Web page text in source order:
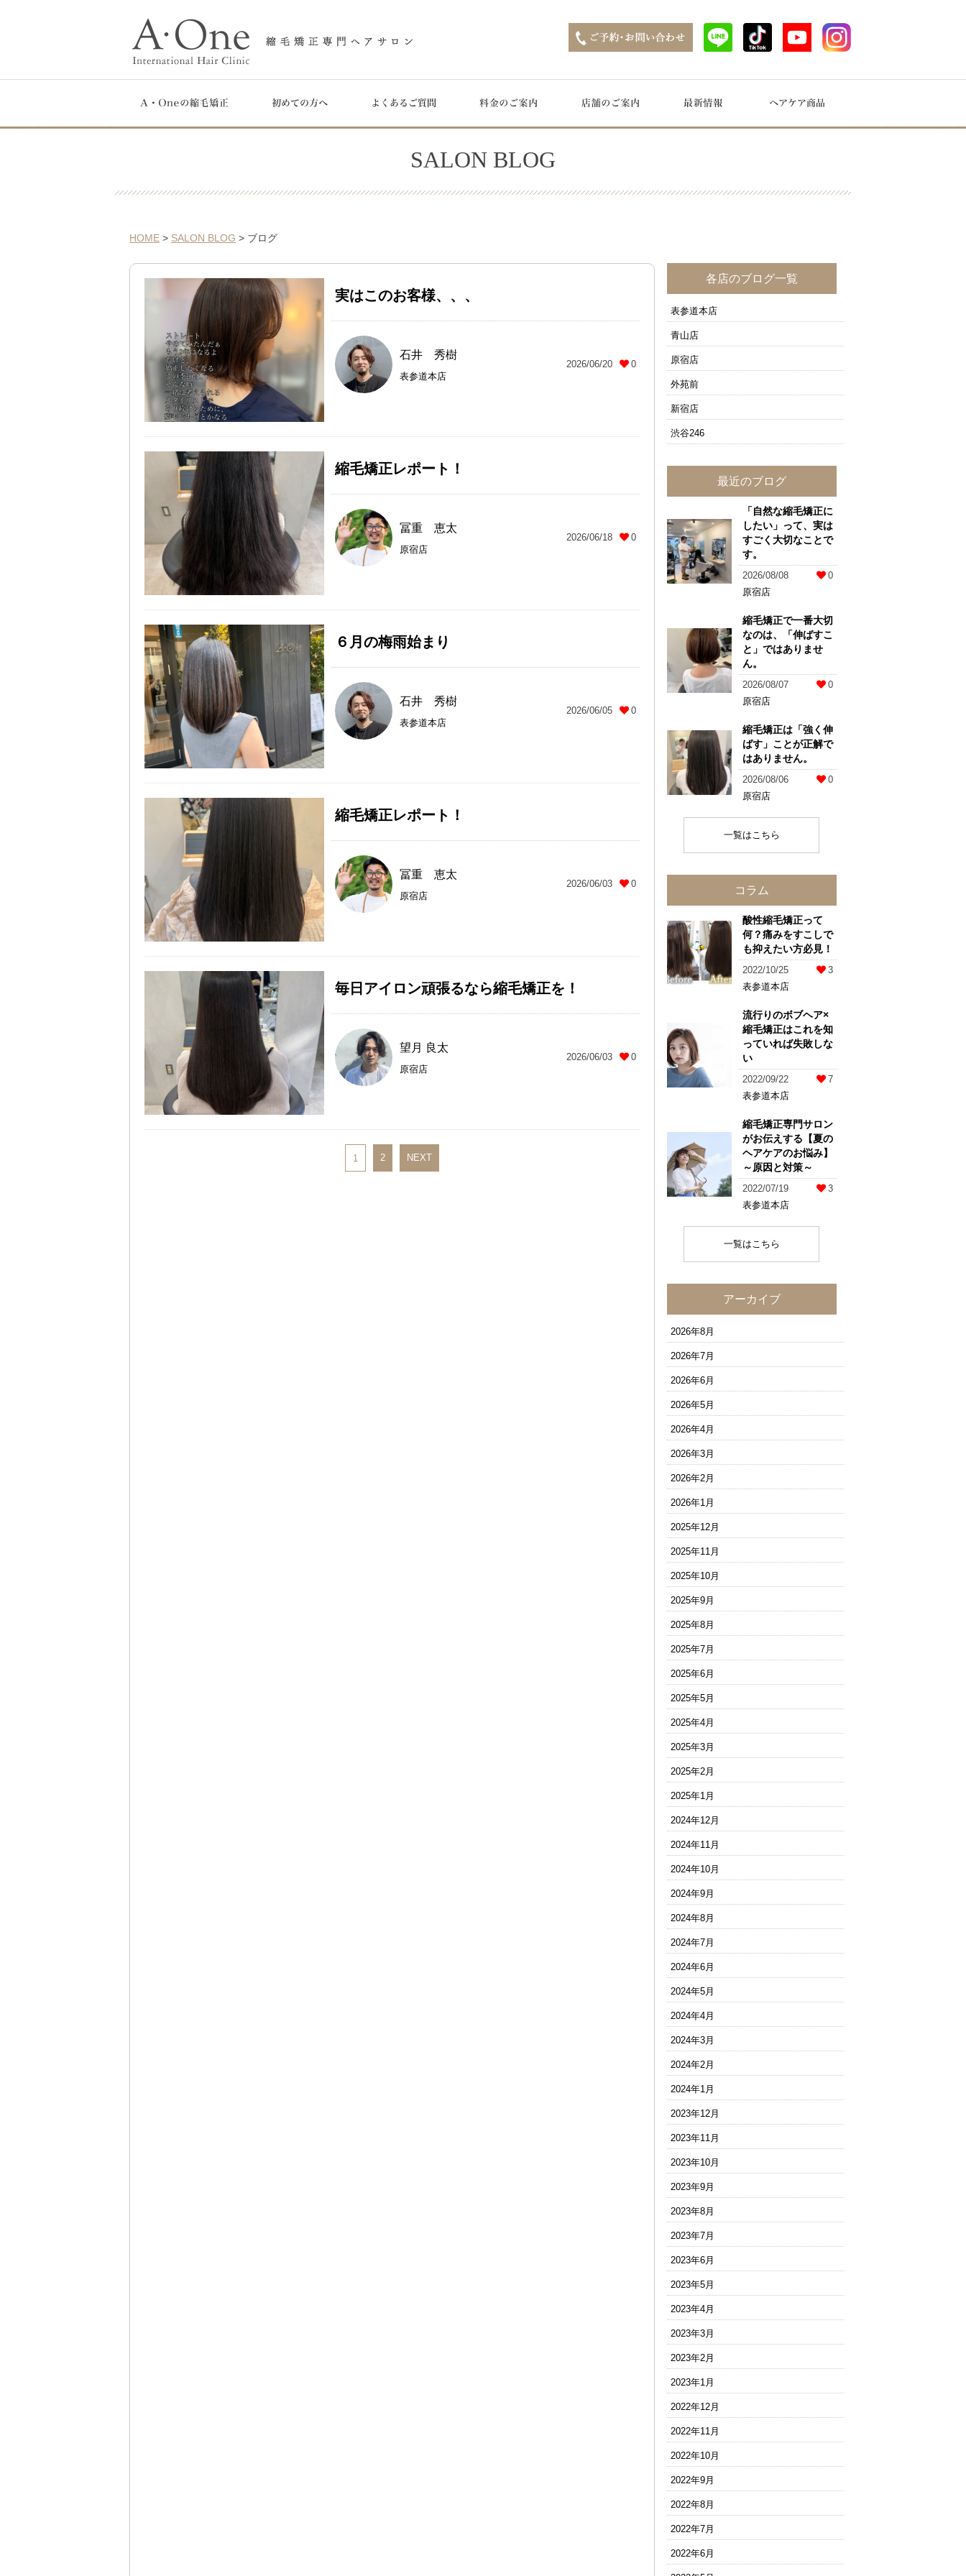
SALON BLOG
HOME > SALON BLOG > ブログ
実はこのお客様、、、
石井 秀樹
表参道本店
2026/06/20 0
縮毛矯正レポート！
冨重 恵太
原宿店
2026/06/18 0
６月の梅雨始まり
石井 秀樹
表参道本店
2026/06/05 0
縮毛矯正レポート！
冨重 恵太
原宿店
2026/06/03 0
毎日アイロン頑張るなら縮毛矯正を！
望月 良太
原宿店
2026/06/03 0
1 2 NEXT
各店のブログ一覧
表参道本店
青山店
原宿店
外苑前
新宿店
渋谷246
最近のブログ
「自然な縮毛矯正に
したい」って、実は
すごく大切なことで
す。
2026/08/08
0
原宿店
縮毛矯正で一番大切
なのは、「伸ばすこ
と」ではありませ
ん。
2026/08/07
0
原宿店
縮毛矯正は「強く伸
ばす」ことが正解で
はありません。
2026/08/06
0
原宿店
一覧はこちら
コラム
酸性縮毛矯正って
何？痛みをすこしで
も抑えたい方必見！
2022/10/25
3
表参道本店
流行りのボブヘア×
縮毛矯正はこれを知
っていれば失敗しな
い
2022/09/22
7
表参道本店
縮毛矯正専門サロン
がお伝えする【夏の
ヘアケアのお悩み】
～原因と対策～
2022/07/19
3
表参道本店
一覧はこちら
アーカイブ
2026年8月
2026年7月
2026年6月
2026年5月
2026年4月
2026年3月
2026年2月
2026年1月
2025年12月
2025年11月
2025年10月
2025年9月
2025年8月
2025年7月
2025年6月
2025年5月
2025年4月
2025年3月
2025年2月
2025年1月
2024年12月
2024年11月
2024年10月
2024年9月
2024年8月
2024年7月
2024年6月
2024年5月
2024年4月
2024年3月
2024年2月
2024年1月
2023年12月
2023年11月
2023年10月
2023年9月
2023年8月
2023年7月
2023年6月
2023年5月
2023年4月
2023年3月
2023年2月
2023年1月
2022年12月
2022年11月
2022年10月
2022年9月
2022年8月
2022年7月
2022年6月